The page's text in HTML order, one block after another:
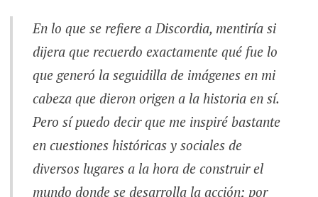
En lo que se refiere a Discordia, mentiría si
dijera que recuerdo exactamente qué fue lo
que generó la seguidilla de imágenes en mi
cabeza que dieron origen a la historia en sí.
Pero sí puedo decir que me inspiré bastante
en cuestiones históricas y sociales de
diversos lugares a la hora de construir el
mundo donde se desarrolla la acción; por